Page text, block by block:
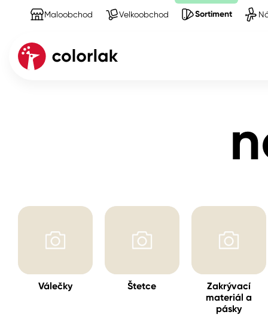
Maloobchod Velkoobchod Sortiment
Stěny
Válečky Štetce
Zakrývací
materiál a
pásky